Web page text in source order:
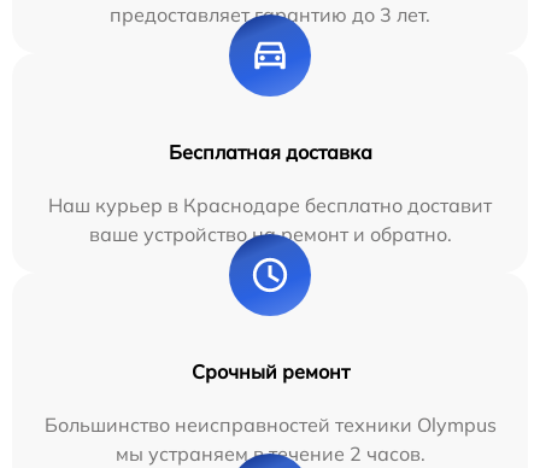
предоставляет гарантию до 3 лет.
Бесплатная доставка
Наш курьер в Краснодаре бесплатно доставит
ваше устройство на ремонт и обратно.
Срочный ремонт
Большинство неисправностей техники Olympus
мы устраняем в течение 2 часов.